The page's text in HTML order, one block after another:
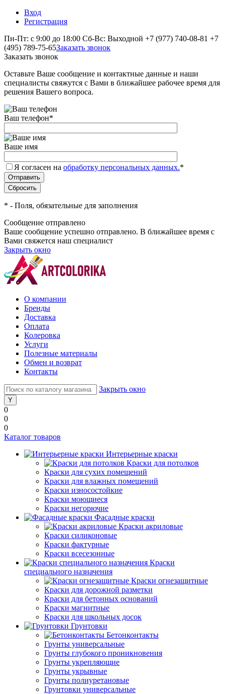
Вход
Регистрация
Пн-Пт: с 9:00 до 18:00 Сб-Вс: Выходной +7 (977) 740-08-81 +7
(495) 789-75-65Заказать звонок
Заказать звонок
Оставьте Ваше сообщение и контактные данные и наши
специалисты свяжутся с Вами в ближайшее рабочее время для
решения Вашего вопроса.
Ваш телефон*
Ваше имя
Я согласен на обработку персональных данных.*
* - Поля, обязательные для заполнения
Сообщение отправлено
Ваше сообщение успешно отправлено. В ближайшее время с
Вами свяжется наш специалист
Закрыть окно
О компании
Бренды
Доставка
Оплата
Колеровка
Услуги
Полезные материалы
Обмен и возврат
Контакты
Закрыть окно
0
0
0
Каталог товаров
Интерьерные краски
Краски для потолков
Краски для сухих помещений
Краски для влажных помещений
Краски износостойкие
Краски моющиеся
Краски негорючие
Фасадные краски
Краски акриловые
Краски силиконовые
Краски фактурные
Краски всесезонные
Краски
специального назначения
Краски огнезащитные
Краски для дорожной разметки
Краски для бетонных оснований
Краски магнитные
Краски для школьных досок
Грунтовки
Бетонконтакты
Грунты универсальные
Грунты глубокого проникновения
Грунты укрепляющие
Грунты укрывные
Грунты полиуретановые
Грунтовки универсальные